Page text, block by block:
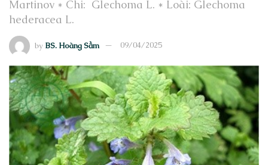
Martinov * Chi: Glechoma L. * Loài: Glechoma
hederacea L.
by BS. Hoàng Sầm 09/04/2025